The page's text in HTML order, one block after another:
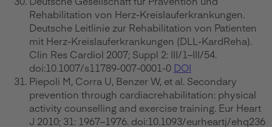
Rehabilitation von Herz-Kreislauferkrankungen.
Deutsche Leitlinie zur Rehabilitation von Patienten
mit Herz-Kreislauferkrankungen (DLL-KardReha).
Clin Res Cardiol 2007; Suppl 2: III/1–III/54.
doi:10.1007/s11789-007-0001-0 DOI
Piepoli M, Corra U, Benzer W, et al. Secondary
prevention through cardiacrehabilitation: physical
activity counselling and exercise training. Eur Heart
J 2010; 31: 1967–1976. doi:10.1093/eurheartj/ehq236